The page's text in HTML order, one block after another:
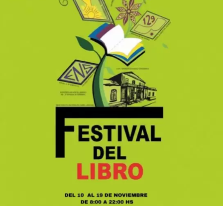
Evidencias de un impacto sobrenatural
Durante la primera jornada, celebrada ayer, los
asistentes fueron testigos de sucesos que
conmocionaron a todos. Personas que arribaron a la
“Cruzada de Milagros” postradas en sillas de ruedas y
con muletas, una vez chequeadas por los médicos,
manifestaron haber recibido sanidades físicas
instantáneas. De acuerdo con los testimonios
recabados, se registraron milagros creativos en
personas que padecían severas patologías.
En este sentido, se logró visualizar que durante el
encuentro y el desarrollo de la prédica, la fe colectiva
se activó de tal manera que, al momento de la oración
general, las personas que tenían diferentes problemas
físicos, entre otros, se pusieron de pie y comenzaron a